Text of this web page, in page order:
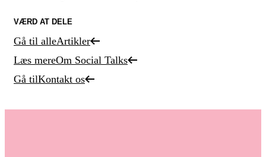
VÆRD AT DELE
Gå til alleArtikler
Læs mereOm Social Talks
Gå tilKontakt os